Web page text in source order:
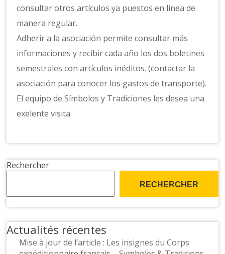
consultar otros artículos ya puestos en linea de
manera regular.
Adherir a la asociación permite consultar más
informaciones y recibir cada año los dos boletines
semestrales con artículos inéditos. (contactar la
asociación para conocer los gastos de transporte).
El equipo de Símbolos y Tradiciones les desea una
exelente visita.
Rechercher
RECHERCHER
Actualités récentes
Mise à jour de l’article : Les insignes du Corps